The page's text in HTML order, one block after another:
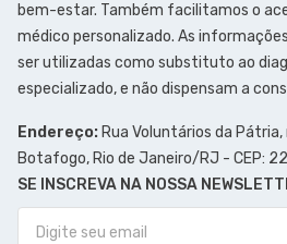
bem-estar. Também facilitamos o
médico personalizado. As
ser utilizadas como substituto ao
especializado, e não dispensam a
Endereço: Rua Voluntários da Pátria,
Botafogo, Rio de Janeiro/RJ - CEP:
SE INSCREVA NA NOSSA